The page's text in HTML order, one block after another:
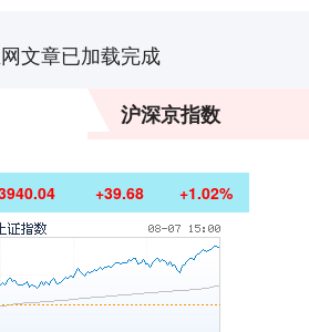
文章已加载完成
沪深京指数
+39.68 +1.02%